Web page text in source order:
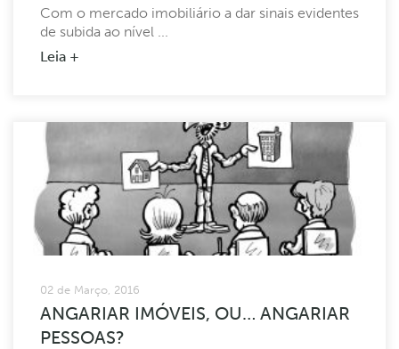
Com o mercado imobiliário a dar sinais evidentes
de subida ao nível ...
Leia +
02 de Março, 2016
ANGARIAR IMÓVEIS, OU… ANGARIAR
PESSOAS?